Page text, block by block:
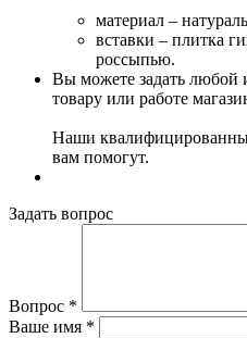
материал –
вставки – плитка
россыпью.
Вы можете задать любой
товару или работе
Наши
вам помогут.
Задать вопрос
Вопрос *
Ваше имя *